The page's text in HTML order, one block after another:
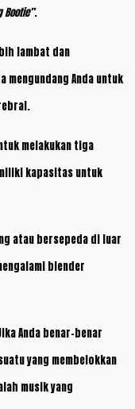
Bootie”.
lambat dan
Anda untuk
melakukan tiga
kapasitas untuk
atau bersepeda di luar
blender
Anda benar-benar
yang membelokkan
musik yang